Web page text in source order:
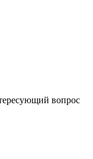
вопрос